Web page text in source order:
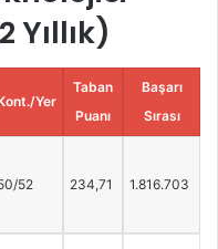
Yıllık)
Yer
Taban
Puanı
Başarı
Sırası
52 234,71 1.816.703